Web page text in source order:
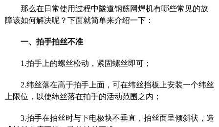
那么在日常使用过程中隧道钢筋网焊机有哪些常见的故
障该如何解决呢？下面就简单来介绍一下：
一、 拍手拍丝不准
1.拍手上的螺丝松动，紧固螺丝即可；
2.纬丝落在高于拍手上面，可在纬丝挡板上安装一个纬丝
上限位，以使纬丝落在拍手的活动范围之内；
3.拍手在拍丝时与下电极块不垂直，拍丝面呈倾斜状，造